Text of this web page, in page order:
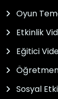
Oyun
Etkinlik
Eğitici
Sosyal